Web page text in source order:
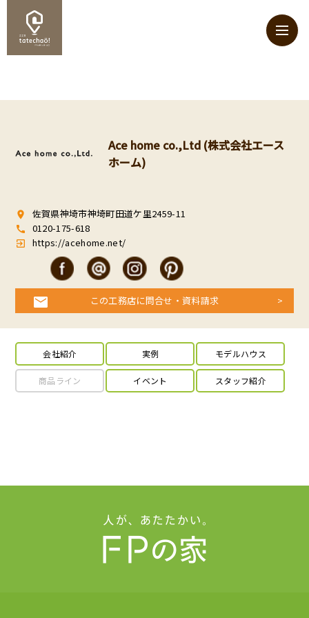
Ace home co.,Ltd (株式会社エース
ホーム)
room 佐賀県神埼市神埼町田道ケ里2459-11
call 0120-175-618
exit_to_app https://acehome.net/
この工務店に問合せ・資料請求
会社紹介 実例 モデルハウス
商品ライン イベント スタッフ紹介